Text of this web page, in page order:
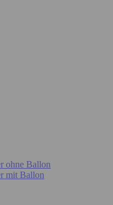
ohne Ballon
mit Ballon